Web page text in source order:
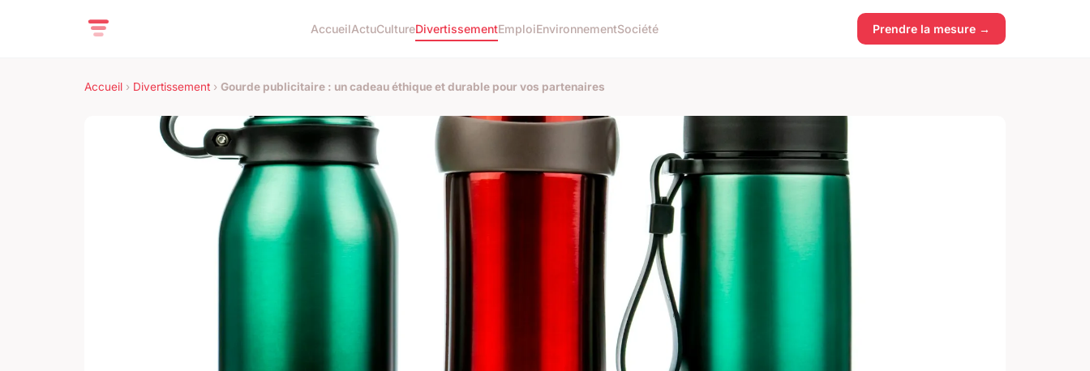
AccueilActuCultureDivertissementEmploiEnvironnementSociété Prendre la mesure →
Accueil › Divertissement › Gourde publicitaire : un cadeau éthique et durable pour vos partenaires